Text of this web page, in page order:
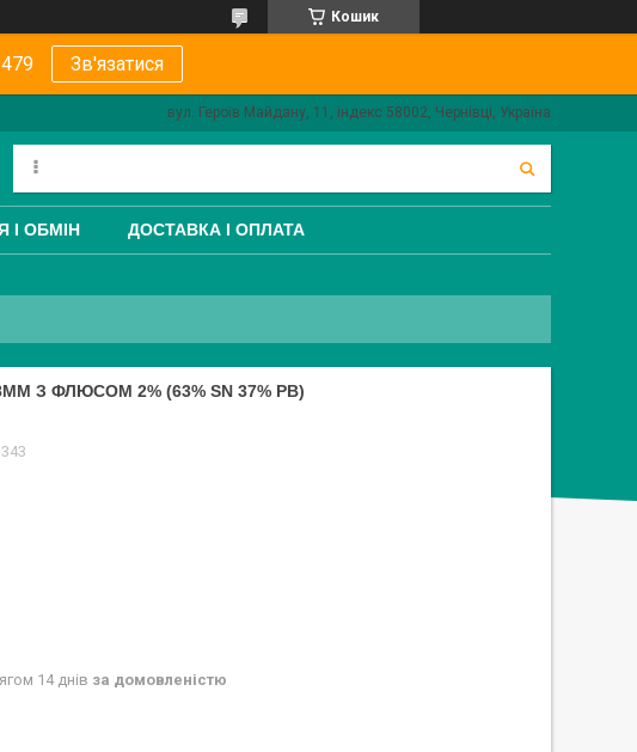
Кошик
Зв'язатися
вул. Героїв Майдану, 11, індекс 58002, Чернівці, Україна
І ОБМІН ДОСТАВКА І ОПЛАТА
З ФЛЮСОМ 2% (63% SN 37% PB)
343
14 днів за домовленістю